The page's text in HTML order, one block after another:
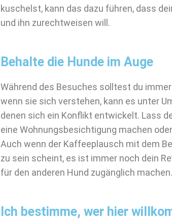
kuschelst, kann das dazu führen, dass
und ihn zurechtweisen will.
Behalte die Hunde im Auge
Während des Besuches solltest du
wenn sie sich verstehen, kann es unter
denen sich ein Konflikt entwickelt. Lass
eine Wohnungsbesichtigung machen
Auch wenn der Kaffeeplausch mit dem
zu sein scheint, es ist immer noch dein
für den anderen Hund zugänglich machen.
Ich bestimme, wer hier